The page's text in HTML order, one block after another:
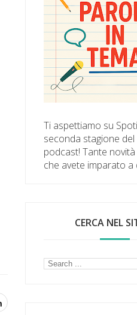
Ti aspettiamo su
seconda stagione
podcast! Tante
che avete imparato a
CERCA NEL